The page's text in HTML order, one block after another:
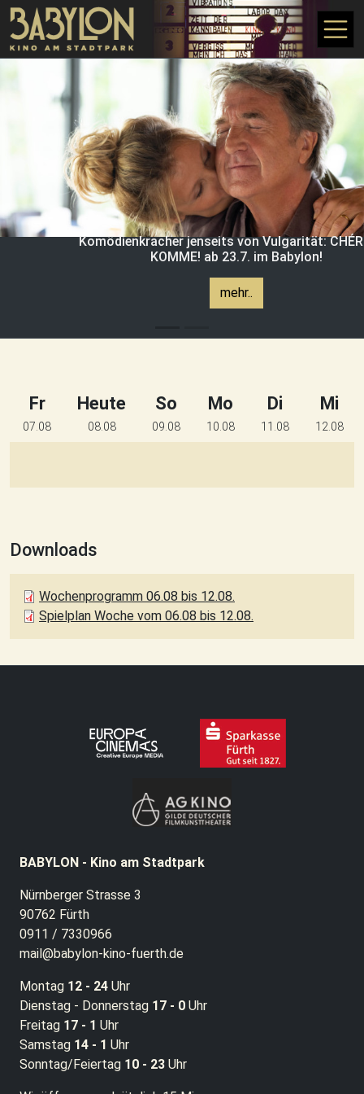
Direkt zum Inhalt
Komödienkracher jenseits von Vulgarität:
KOMME! ab 23.7. im Babylon!
mehr..
Downloads
Wochenprogramm 06.08 bis 12.08.
Spielplan Woche vom 06.08 bis 12.08.
Fr
07.08
Heute
08.08
So
09.08
Mo
10.08
Di
11.08
Mi
12.08
BABYLON - Kino am Stadtpark
Nürnberger Strasse 3
90762 Fürth
0911 / 7330966
mail@babylon-kino-fuerth.de
Montag 12 - 24 Uhr
Dienstag - Donnerstag 17 - 0 Uhr
Freitag 17 - 1 Uhr
Samstag 14 - 1 Uhr
Sonntag/Feiertag 10 - 23 Uhr